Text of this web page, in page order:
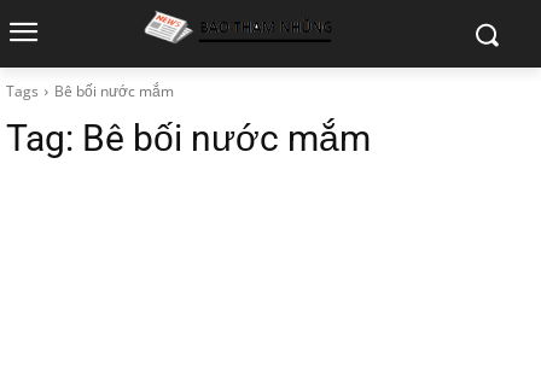
Tags Bê bối nước mắm
Tag: Bê bối nước mắm